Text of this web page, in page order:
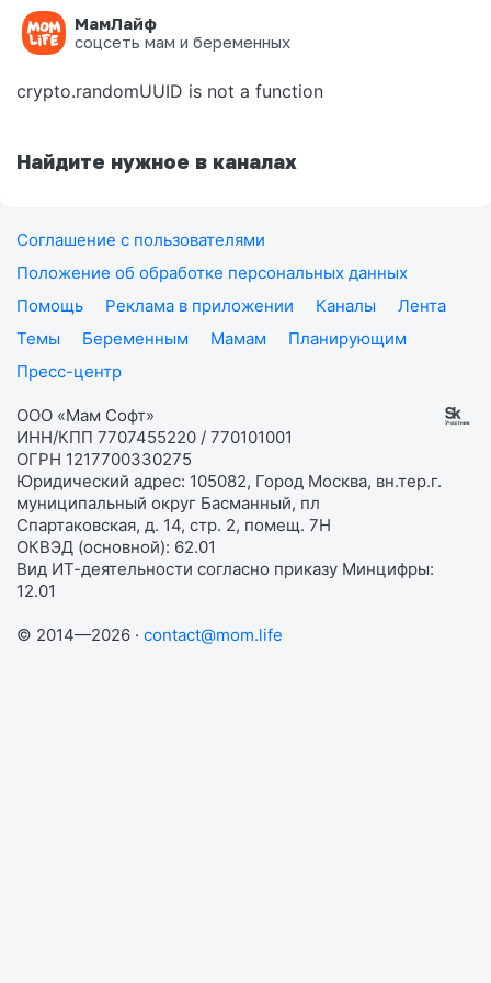
МамЛайф
соцсеть мам и беременных
Ошибка на странице
crypto.randomUUID is not a function
Найдите нужное в каналах
Соглашение с пользователями
Положение об обработке персональных данных
Помощь
Реклама в приложении Каналы
Лента
Темы
Беременным Мамам
Планирующим
Пресс-центр
ООО «Мам Софт»
ИНН/КПП 7707455220 / 770101001
ОГРН 1217700330275
Юридический адрес: 105082, Город Москва, вн.тер.г.
муниципальный округ Басманный, пл
Спартаковская, д. 14, стр. 2, помещ. 7Н
ОКВЭД (основной): 62.01
Вид ИТ-деятельности согласно приказу Минцифры:
12.01
© 2014—2026 · contact@mom.life